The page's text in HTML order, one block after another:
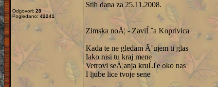
Odgovori: 28
Pogledano: 42241
Stih dana za 25.11.2008.
Zimska noĂ¦ - ZaviĹˇa Koprivica
Kada te ne gledam Ă¨ujem ti glas
Iako nisi tu kraj mene
Vetrovi seĂ¦anja kruĹľe oko nas
I ljube lice tvoje sene